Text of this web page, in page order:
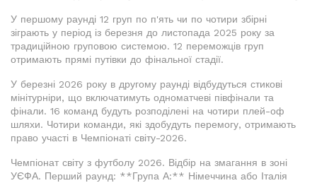
У першому раунді 12 груп по п'ять чи по чотири збірні
зіграють у період із березня до листопада 2025 року за
традиційною груповою системою. 12 переможців груп
отримають прямі путівки до фінальної стадії.
У березні 2026 року в другому раунді відбудуться стикові
мінітурніри, що включатимуть одноматчеві півфінали та
фінали. 16 команд будуть розподілені на чотири плей-оф
шляхи. Чотири команди, які здобудуть перемогу, отримають
право участі в Чемпіонаті світу-2026.
Чемпіонат світу з футболу 2026. Відбір на змагання в зоні
УЄФА. Перший раунд: **Група А:** Німеччина або Італія